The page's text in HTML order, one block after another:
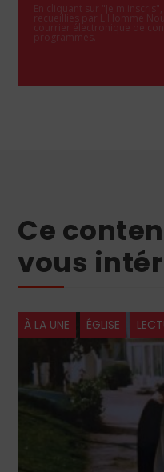
En cliquant sur "Je
recueillies par L'Homme
courrier électronique de
programmes.
Ce
vous
À LA UNE ÉGLISE